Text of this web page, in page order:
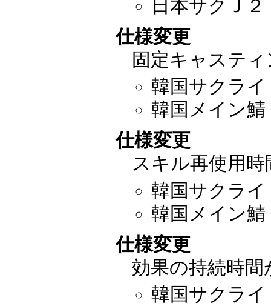
日本サクＪ２
仕様変更
固定キャステ
韓国サクライ
韓国メイン鯖
仕様変更
スキル再使用時
韓国サクライ
韓国メイン鯖
仕様変更
効果の持続時間
韓国サクライ